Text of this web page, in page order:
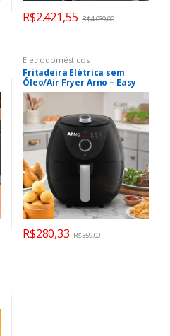
R$2.421,55 R$4.039,00
Eletrodomésticos
Fritadeira Elétrica sem
Óleo/Air Fryer Arno – Easy
Fry Preta com Timer 3,2L
R$280,33 R$359,00